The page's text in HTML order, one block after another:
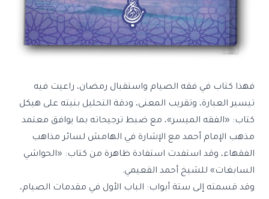
فهذا كتاب في فقه الصيام واستقبال رمضان، راعيت فيه
تيسير العبارة، وتقريب المعنى، ودقة التحليل بنيته على هيكل
كتاب: «الفقه الميسر»، مع ضبط ترجيحاته بما يوافق معتمد
مذهب الإمام أحمد مع الإشارة في الهامش لسائر مذاهب
الفقهاء، وقد استفدت استفادة ظاهرة من كتاب: «الحواشي
السابغات» للشيخ أحمد القعيمي.
وقد قسمته إلى ستة أبواب: الباب الأول في مقدمات الصيام،